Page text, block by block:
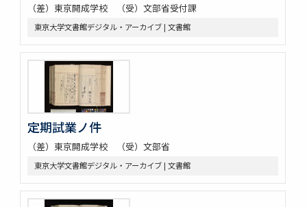
（差）東京開成学校 （受）文部省受付課
東京大学文書館デジタル・アーカイブ | 文書館
定期試業ノ件
（差）東京開成学校 （受）文部省
東京大学文書館デジタル・アーカイブ | 文書館